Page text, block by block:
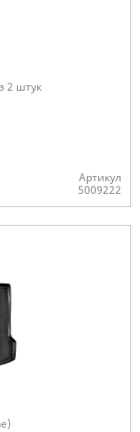
2 штук
Артикул
5009222